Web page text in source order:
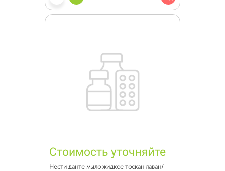
Стоимость уточняйте
Нести данте мыло жидкое тоскан лаван/